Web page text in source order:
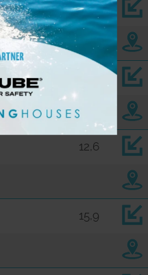
10,8
12,6
15,9